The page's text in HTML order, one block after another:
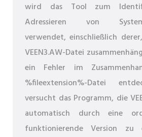
wird das Tool zum
Adressieren von
verwendet, einschließlich
VEEN3.AW-Datei
ein Fehler im
%fileextension%-Datei
versucht das Programm, die
automatisch durch eine
funktionierende Version zu